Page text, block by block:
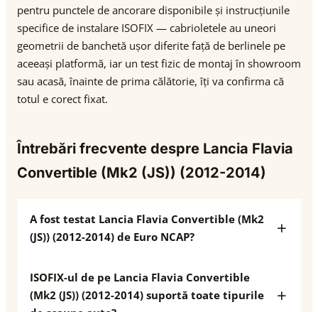
pentru punctele de ancorare disponibile și instrucțiunile
specifice de instalare ISOFIX — cabrioletele au uneori
geometrii de banchetă ușor diferite față de berlinele pe
aceeași platformă, iar un test fizic de montaj în showroom
sau acasă, înainte de prima călătorie, îți va confirma că
totul e corect fixat.
Întrebări frecvente despre Lancia Flavia
Convertible (Mk2 (JS)) (2012-2014)
A fost testat Lancia Flavia Convertible (Mk2
(JS)) (2012-2014) de Euro NCAP?
ISOFIX-ul de pe Lancia Flavia Convertible
(Mk2 (JS)) (2012-2014) suportă toate tipurile